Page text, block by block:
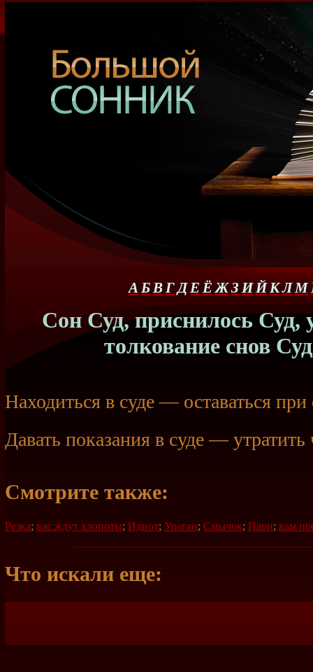
А БВГДЕ Ё ЖЗ ИЙКЛМ
Сон Суд, приснилось Суд,
толкование снов
Находиться в суде — оставаться при
Давать показания в суде —
Смотрите также:
Резка; вас ждут хлопоты; Идиот; Ураган; Смычок; Пари; вам
Что искали еще: